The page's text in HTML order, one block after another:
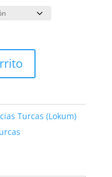
Turcas (Lokum)